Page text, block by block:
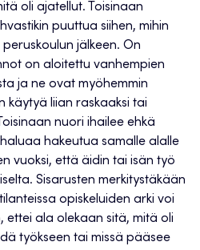
oli ajatellut. Toisinaan
puuttua siihen, mihin
jälkeen. On
on aloitettu vanhempien
ja ne ovat myöhemmin
käytyä liian raskaaksi tai
nuori ihailee ehkä
hakeutua samalle alalle
vuoksi, että äidin tai isän työ
Sisarusten merkitystäkään
opiskeluiden arki voi
ettei ala olekaan sitä, mitä oli
työkseen tai missä pääsee